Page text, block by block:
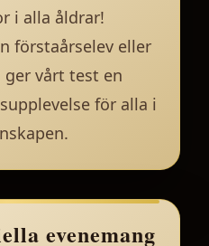
i alla åldrar!
förstaårselev eller
ger vårt test en
för alla i
evenemang